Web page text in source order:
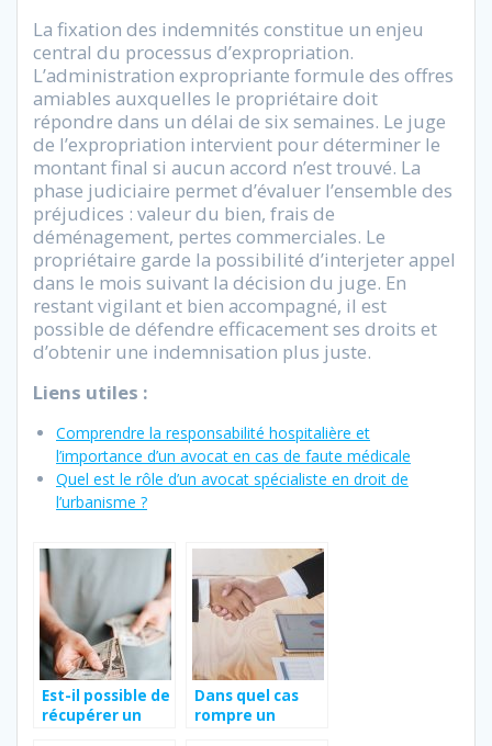
La fixation des indemnités constitue un enjeu
central du processus d’expropriation.
L’administration expropriante formule des offres
amiables auxquelles le propriétaire doit
répondre dans un délai de six semaines. Le juge
de l’expropriation intervient pour déterminer le
montant final si aucun accord n’est trouvé. La
phase judiciaire permet d’évaluer l’ensemble des
préjudices : valeur du bien, frais de
déménagement, pertes commerciales. Le
propriétaire garde la possibilité d’interjeter appel
dans le mois suivant la décision du juge. En
restant vigilant et bien accompagné, il est
possible de défendre efficacement ses droits et
d’obtenir une indemnisation plus juste.
Liens utiles :
Comprendre la responsabilité hospitalière et
l’importance d’un avocat en cas de faute médicale
Quel est le rôle d’un avocat spécialiste en droit de
l’urbanisme ?
Est-il possible de
récupérer un
Dans quel cas
rompre un